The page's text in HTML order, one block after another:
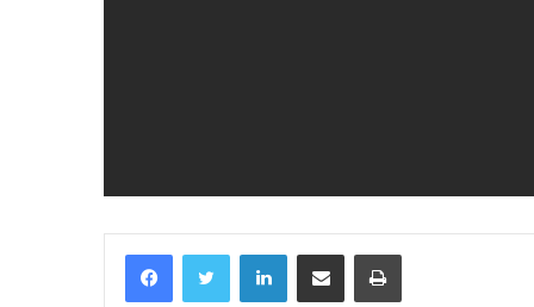
FacebookTwitter LinkedInShare via Email Print